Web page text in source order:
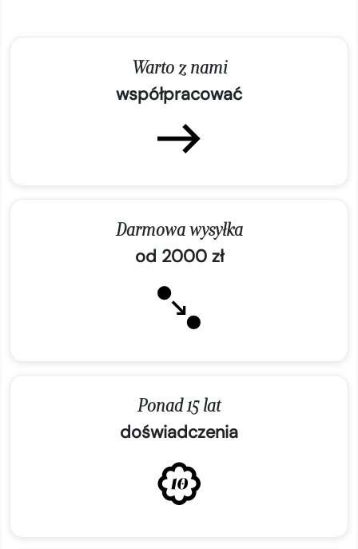
Warto z nami
współpracować
Darmowa wysyłka
od 2000 zł
Ponad 15 lat
doświadczenia